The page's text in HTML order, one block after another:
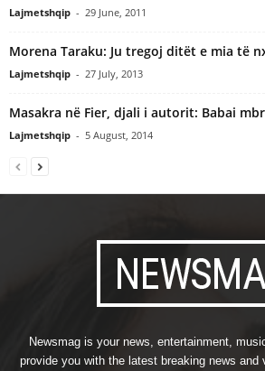
Lajmetshqip - 29 June, 2011
Morena Taraku: Ju tregoj ditët e mia të
Lajmetshqip - 27 July, 2013
Masakra në Fier, djali i autorit: Babai
Lajmetshqip - 5 August, 2014
Newsmag is your news, entertainment,
provide you with the latest breaking news and